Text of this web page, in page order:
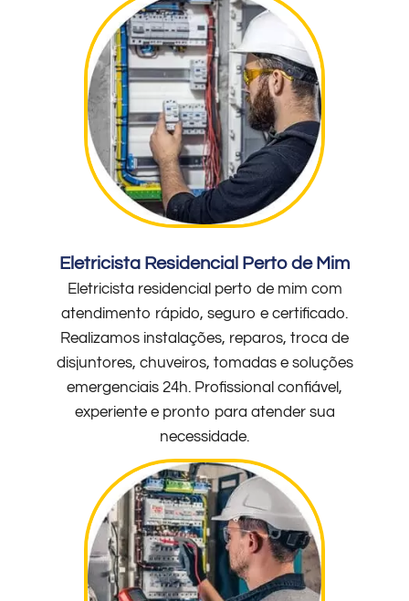
Eletricista Residencial Perto de Mim
Eletricista residencial perto de mim com
atendimento rápido, seguro e certificado.
Realizamos instalações, reparos, troca de
disjuntores, chuveiros, tomadas e soluções
emergenciais 24h. Profissional confiável,
experiente e pronto para atender sua
necessidade.